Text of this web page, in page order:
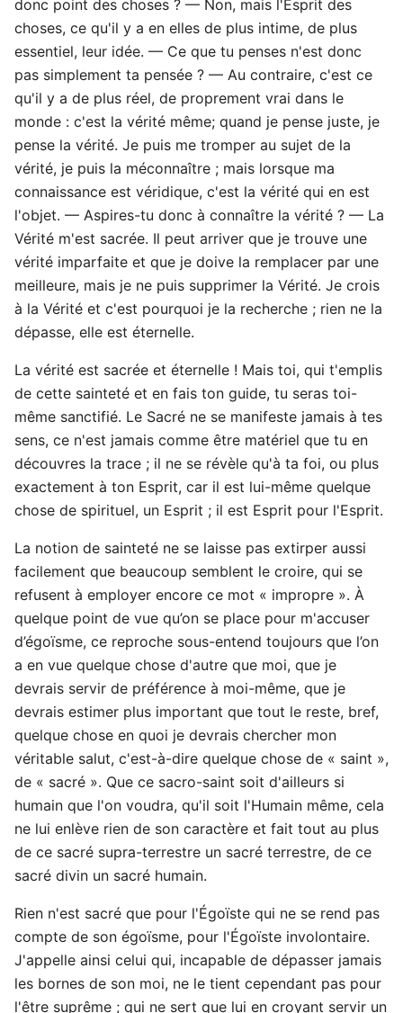
donc point des choses ? — Non, mais l'Esprit des
choses, ce qu'il y a en elles de plus intime, de plus
essentiel, leur idée. — Ce que tu penses n'est donc
pas simplement ta pensée ? — Au contraire, c'est ce
qu'il y a de plus réel, de proprement vrai dans le
monde : c'est la vérité même; quand je pense juste, je
pense la vérité. Je puis me tromper au sujet de la
vérité, je puis la méconnaître ; mais lorsque ma
connaissance est véridique, c'est la vérité qui en est
l'objet. — Aspires-tu donc à connaître la vérité ? — La
Vérité m'est sacrée. Il peut arriver que je trouve une
vérité imparfaite et que je doive la remplacer par une
meilleure, mais je ne puis supprimer la Vérité. Je crois
à la Vérité et c'est pourquoi je la recherche ; rien ne la
dépasse, elle est éternelle.
La vérité est sacrée et éternelle ! Mais toi, qui t'emplis
de cette sainteté et en fais ton guide, tu seras toi-
même sanctifié. Le Sacré ne se manifeste jamais à tes
sens, ce n'est jamais comme être matériel que tu en
découvres la trace ; il ne se révèle qu'à ta foi, ou plus
exactement à ton Esprit, car il est lui-même quelque
chose de spirituel, un Esprit ; il est Esprit pour l'Esprit.
La notion de sainteté ne se laisse pas extirper aussi
facilement que beaucoup semblent le croire, qui se
refusent à employer encore ce mot « impropre ». À
quelque point de vue qu’on se place pour m'accuser
d’égoïsme, ce reproche sous-entend toujours que l’on
a en vue quelque chose d'autre que moi, que je
devrais servir de préférence à moi-même, que je
devrais estimer plus important que tout le reste, bref,
quelque chose en quoi je devrais chercher mon
véritable salut, c'est-à-dire quelque chose de « saint »,
de « sacré ». Que ce sacro-saint soit d'ailleurs si
humain que l'on voudra, qu'il soit l'Humain même, cela
ne lui enlève rien de son caractère et fait tout au plus
de ce sacré supra-terrestre un sacré terrestre, de ce
sacré divin un sacré humain.
Rien n'est sacré que pour l'Égoïste qui ne se rend pas
compte de son égoïsme, pour l'Égoïste involontaire.
J'appelle ainsi celui qui, incapable de dépasser jamais
les bornes de son moi, ne le tient cependant pas pour
l'être suprême ; qui ne sert que lui en croyant servir un